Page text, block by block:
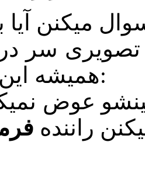
سر در
همیشه این جواب میدم:
ماشينشو عوض
راننده